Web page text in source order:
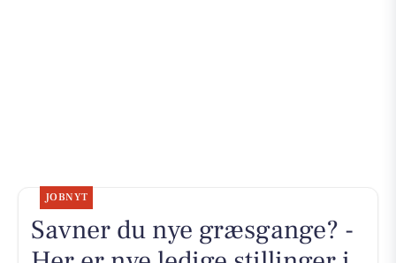
JOBNYT
Savner du nye græsgange? -